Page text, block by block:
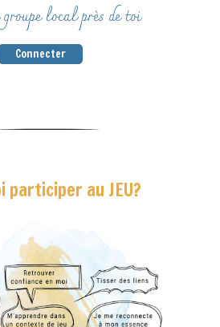
local près de toi
Connecter
participer au JEU?